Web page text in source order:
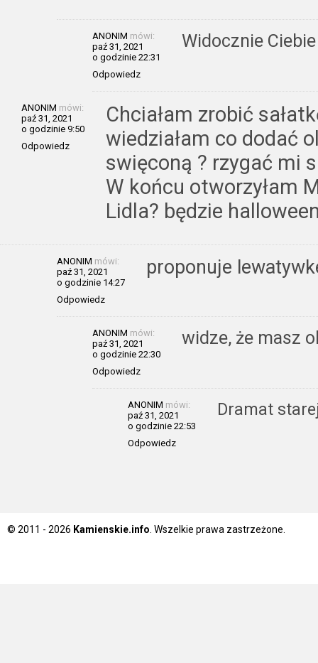
ANONIM mówi:
paź 31, 2021
o godzinie 22:31
Odpowiedz
Widocznie
ANONIM mówi:
paź 31, 2021
o godzinie 9:50
Odpowiedz
Chciałam zrobić
wiedziałam co dodać
swięconą ? rzygać mi
W końcu otworzyłam
Lidla? będzie
ANONIM mówi:
paź 31, 2021
o godzinie 14:27
Odpowiedz
proponuje
ANONIM mówi:
paź 31, 2021
o godzinie 22:30
Odpowiedz
widze, że masz
ANONIM mówi:
paź 31, 2021
o godzinie 22:53
Odpowiedz
Dramat
© 2011 - 2026 Kamienskie.info. Wszelkie prawa zastrzeżone.